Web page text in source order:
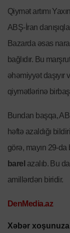
Qiymət artımı
ABŞ-İran
Bazarda əsas
bağlıdır. Bu
əhəmiyyət
qiymətlərinə
Bundan başqa,
həftə azaldığı
görə, mayın 29-
barel azalıb. Bu
amillərdən biridir.
DenMedia.az
Xəbər